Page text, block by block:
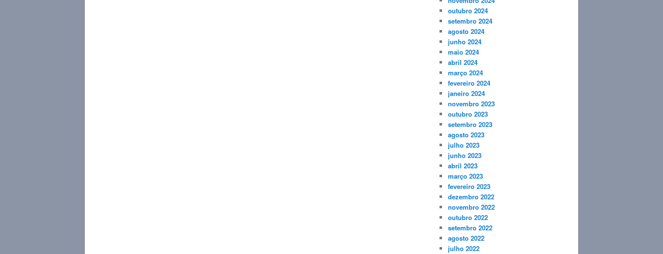
outubro 2024
setembro 2024
agosto 2024
junho 2024
maio 2024
abril 2024
março 2024
fevereiro 2024
janeiro 2024
novembro 2023
outubro 2023
setembro 2023
agosto 2023
julho 2023
junho 2023
abril 2023
março 2023
fevereiro 2023
dezembro 2022
novembro 2022
outubro 2022
setembro 2022
agosto 2022
julho 2022